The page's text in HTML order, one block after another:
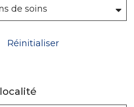
Réinitialiser